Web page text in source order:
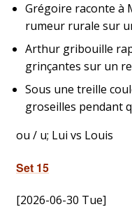
Grégoire raconte à
rumeur rurale sur
Arthur gribouille
grinçantes sur un
Sous une treille
groseilles pendant
ou / u; Lui vs Louis
Set 15
[2026-06-30 Tue]